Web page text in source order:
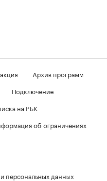
Архив программ
Подключение
на РБК
об ограничениях
персональных данных